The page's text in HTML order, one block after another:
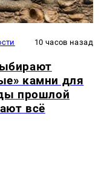
10 часов назад
камни для
прошлой
всё